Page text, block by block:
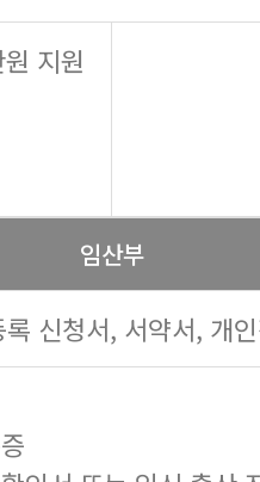
지원
임산부
신청서, 서약서, 개